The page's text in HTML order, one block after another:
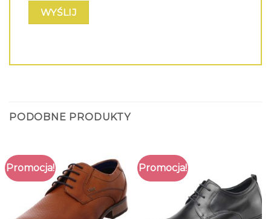
PODOBNE PRODUKTY
Promocja! Promocja!